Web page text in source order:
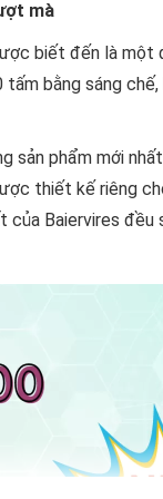
mà
biết đến là một
bằng sáng
sản phẩm mới
thiết kế riêng
Baiervires đều